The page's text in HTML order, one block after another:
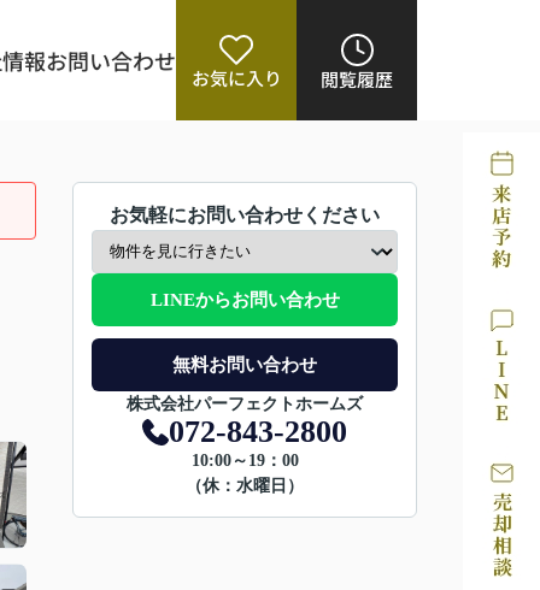
報お問い合わせ
お気に入り 閲覧履歴
お気軽にお問い合わせください
LINEからお問い合わせ
無料お問い合わせ
株式会社パーフェクトホームズ
072-843-2800
10:00～19：00
（休：水曜日）